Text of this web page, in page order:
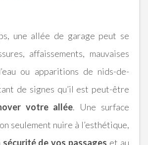
une allée de garage peut se
affaissements, mauvaises
ou apparitions de nids-de-
de signes qu’il est peut-être
votre allée. Une surface
seulement nuire à l’esthétique,
sécurité de vos passages et au